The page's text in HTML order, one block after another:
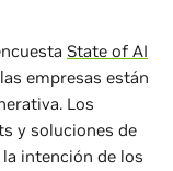
State of AI
empresas están
Los
y soluciones de
intención de los